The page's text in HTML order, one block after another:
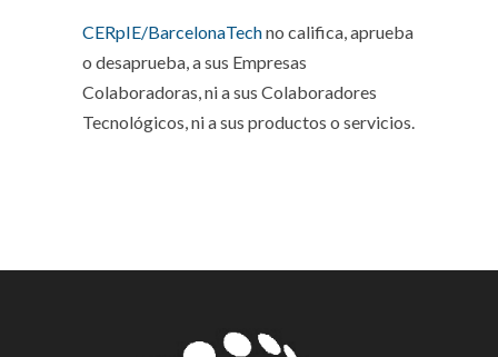
CERpIE/BarcelonaTechno califica, aprueba
o desaprueba, a sus Empresas
Colaboradoras, ni a sus Colaboradores
Tecnológicos, ni a sus productos o servicios.